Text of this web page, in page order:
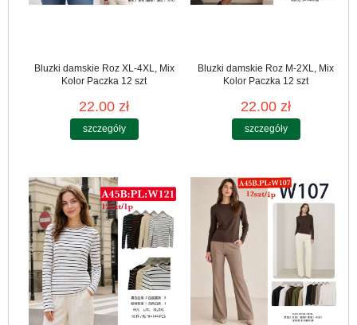
Bluzki damskie Roz XL-4XL, Mix
Kolor Paczka 12 szt
22.00 zł
szczegóły
Bluzki damskie Roz M-2XL, Mix
Kolor Paczka 12 szt
22.00 zł
szczegóły